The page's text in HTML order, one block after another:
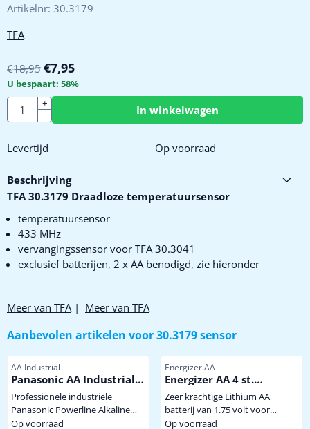
Artikelnr: 30.3179
TFA
€18,95 €7,95
U bespaart: 58%
Aantal
+
-
In winkelwagen
Levertijd Op voorraad
Beschrijving
TFA 30.3179 Draadloze temperatuursensor
temperatuursensor
433 MHz
vervangingssensor voor TFA 30.3041
exclusief batterijen, 2 x AA benodigd, zie hieronder
Meer van TFA | Meer van TFA
Aanbevolen artikelen voor30.3179 sensor
Artikelnummer
AA Industrial
Panasonic AA Industrial
Powerline
Professionele industriële
Panasonic Powerline Alkaline
batterij met hoge capaciteit dus
Op voorraad
Artikelnummer
Energizer AA
Energizer AA 4 st.
Extreem krachtige
Winterbestendige
Lithium Batterij
Zeer krachtige Lithium AA
batterij van 1.75 volt voor
gebruik onder extreem zware
Op voorraad